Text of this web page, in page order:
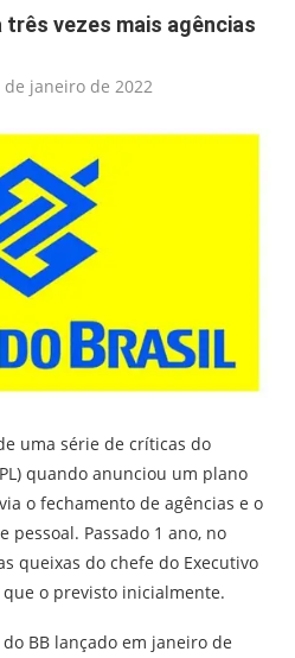
vezes mais agências
de janeiro de 2022
uma série de críticas do
quando anunciou um plano
o fechamento de agências e o
Passado 1 ano, no
queixas do chefe do Executivo
o previsto inicialmente.
BB lançado em janeiro de